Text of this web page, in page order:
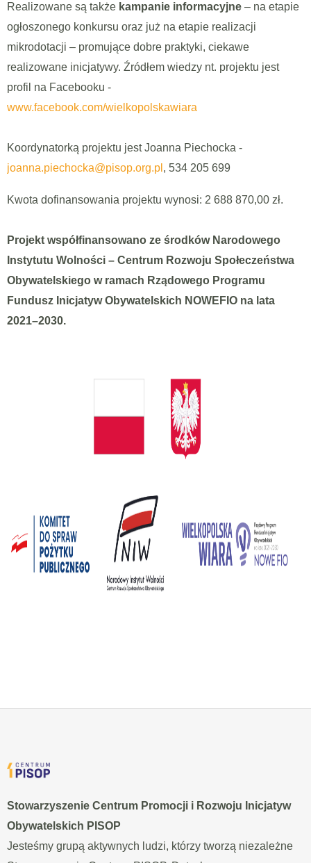
Realizowane są także kampanie informacyjne – na etapie
ogłoszonego konkursu oraz już na etapie realizacji
mikrodotacji – promujące dobre praktyki, ciekawe
realizowane inicjatywy. Źródłem wiedzy nt. projektu jest
profil na Facebooku -
www.facebook.com/wielkopolskawiara
Koordynatorką projektu jest Joanna Piechocka -
joanna.piechocka@pisop.org.pl , 534 205 699
Kwota dofinansowania projektu wynosi: 2 688 870,00 zł.
Projekt współfinansowano ze środków Narodowego
Instytutu Wolności – Centrum Rozwoju Społeczeństwa
Obywatelskiego w ramach Rządowego Programu
Fundusz Inicjatyw Obywatelskich NOWEFIO na lata
2021–2030.
Stowarzyszenie Centrum Promocji i Rozwoju Inicjatyw
Obywatelskich PISOP
Jesteśmy grupą aktywnych ludzi, którzy tworzą niezależne